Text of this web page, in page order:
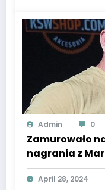
Admin 0
Zamurowało
nagrania z
się wszystko,
April 28, 2024